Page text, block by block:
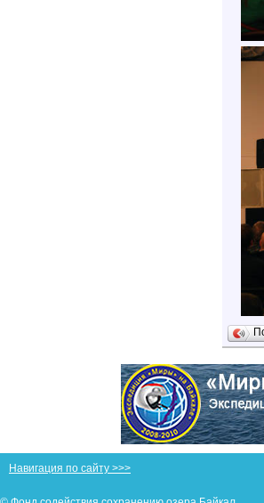
Навигация по сайту >>>